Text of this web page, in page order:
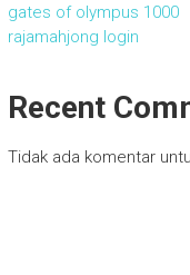
gates of olympus 1000
rajamahjong login
Recent
Tidak ada komentar